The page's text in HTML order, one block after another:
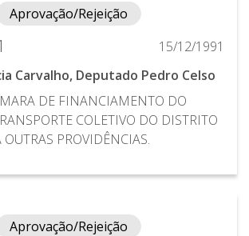
Aprovação/Rejeição
15/12/1991
Carvalho, Deputado Pedro Celso
DE FINANCIAMENTO DO
COLETIVO DO DISTRITO
OUTRAS PROVIDÊNCIAS.
Aprovação/Rejeição